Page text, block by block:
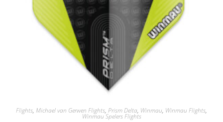
Flights, Michael van Gerwen Flights, Prism Delta, Winmau, Winmau Flights,
Winmau Spelers Flights